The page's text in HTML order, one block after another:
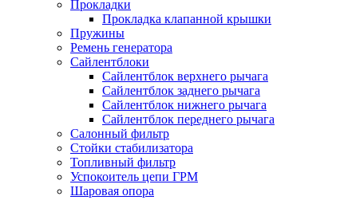
Прокладки
Прокладка клапанной крышки
Пружины
Ремень генератора
Сайлентблоки
Сайлентблок верхнего рычага
Сайлентблок заднего рычага
Сайлентблок нижнего рычага
Сайлентблок переднего рычага
Салонный фильтр
Стойки стабилизатора
Топливный фильтр
Успокоитель цепи ГРМ
Шаровая опора